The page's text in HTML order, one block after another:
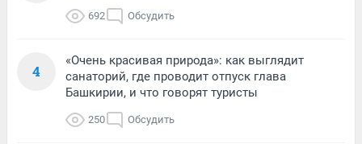
692 Обсудить
4
«Очень красивая природа»: как выглядит
санаторий, где проводит отпуск глава
Башкирии, и что говорят туристы
250 Обсудить